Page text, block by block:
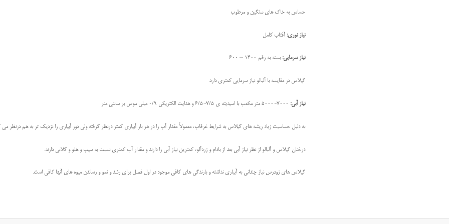
حساس به خاک های سنگین و مرطوب
نیاز نوری: آفتاب کامل
نیاز سرمایی: بسته به رقم 1400 – 600
گیلاس در مقایسه با آلبالو نیاز سرمایی کمتری دارد.
نیاز آبی:
به دليل حساسيت زياد ريشه های گيلاس به شرايط غرقاب، معمولاً مقدار آب را در هر بار آبياری كمتر درنظر گرفته ولی دور آبياری را نزديک تر به هم درنظر می
درختان گيلاس و آلبالو از نظر نياز آبی بعد از بادام و زردآلو، كمترين نياز آبی را دارند و مقدار آب كمتری نسبت به سيب و هلو و گلابی دارند.
گيلاس های زودرس نياز چندانی به آبياری نداشته و بارندگی های كافی موجود در اول فصل برای رشد و نمو و رساندن ميوه های آنها كافی است.